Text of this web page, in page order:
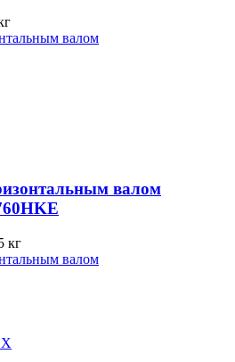
валом
валом
кг
валом